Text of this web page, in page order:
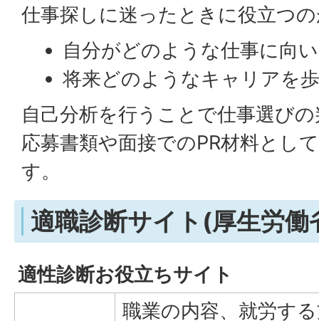
仕事探しに迷ったときに役立つ
自分がどのような仕事に向
将来どのようなキャリアを
自己分析を行うことで仕事選び
応募書類や面接でのPR材料とし
す。
適職診断サイト(厚生労働
適性診断お役立ちサイト
職業の内容、就労す